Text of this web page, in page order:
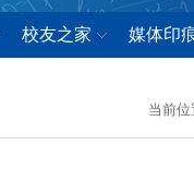
校友之家 媒体印
当前位